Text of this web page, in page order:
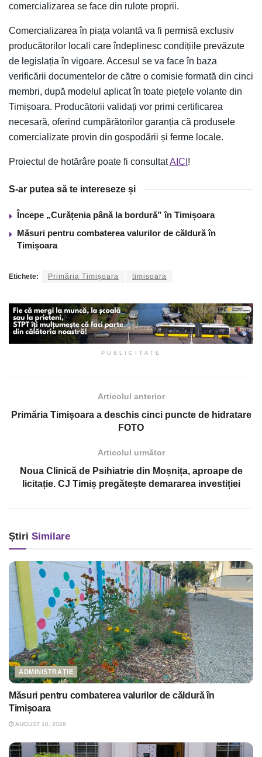
comercializarea se face din rulote proprii.
Comercializarea în piața volantă va fi permisă exclusiv
producătorilor locali care îndeplinesc condițiile prevăzute
de legislația în vigoare. Accesul se va face în baza
verificării documentelor de către o comisie formată din cinci
membri, după modelul aplicat în toate piețele volante din
Timișoara. Producătorii validați vor primi certificarea
necesară, oferind cumpărătorilor garanția că produsele
comercializate provin din gospodării și ferme locale.
Proiectul de hotărâre poate fi consultatAICI !
S-ar putea să te intereseze și
Începe „Curățenia până la bordură” în Timișoara
Măsuri pentru combaterea valurilor de căldură în
Timișoara
Etichete: Primăria Timișoara timisoara
PUBLICITATE
Articolul anterior
Primăria Timişoara a deschis cinci puncte de hidratare
FOTO
Articolul următor
Noua Clinică de Psihiatrie din Moșnița, aproape de
licitație. CJ Timiș pregătește demararea investiției
Știri Similare
ADMINISTRAȚIE
Măsuri pentru combaterea valurilor de căldură în
Timișoara
AUGUST 10, 2026